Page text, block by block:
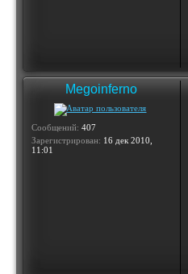
Megoinferno
Сообщений: 407
Зарегистрирован: 16 дек 2010,
11:01